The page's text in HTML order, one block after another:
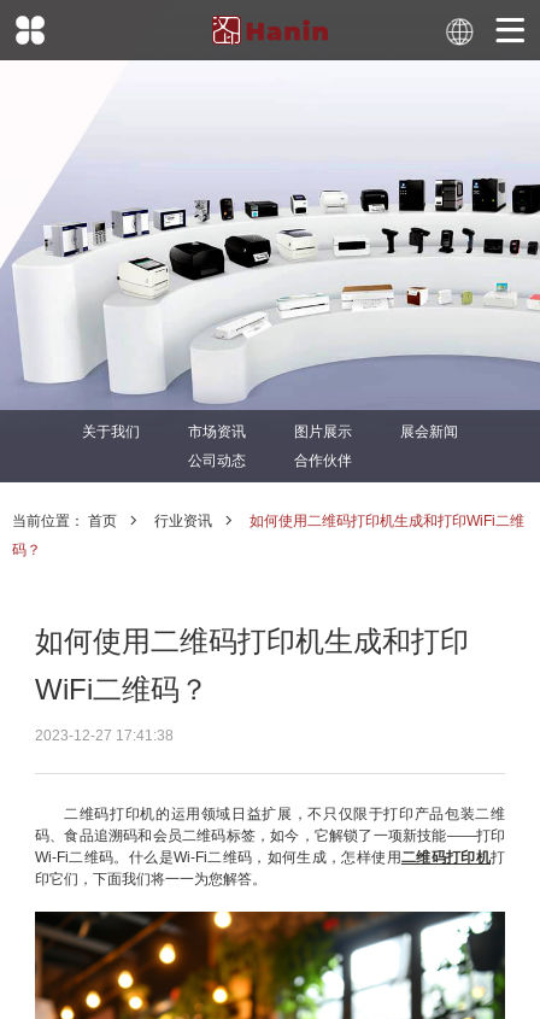
关于我们 市场资讯 图片展示
展会新闻
公司动态
合作伙伴
当前位置： 首页 行业资讯
如何使用二维码打印机生成和打印WiFi二维
码？
如何使用二维码打印机生成和打印
WiFi二维码？
2023-12-27 17:41:38
二维码打印机的运用领域日益扩展，不只仅限于打印产品包装二维
码、食品追溯码和会员二维码标签，如今，它解锁了一项新技能——打印
Wi-Fi二维码。什么是Wi-Fi二维码，如何生成，怎样使用二维码打印机打
印它们，下面我们将一一为您解答。